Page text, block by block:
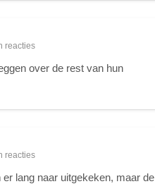
reacties
over de rest van hun
reacties
lang naar uitgekeken, maar de